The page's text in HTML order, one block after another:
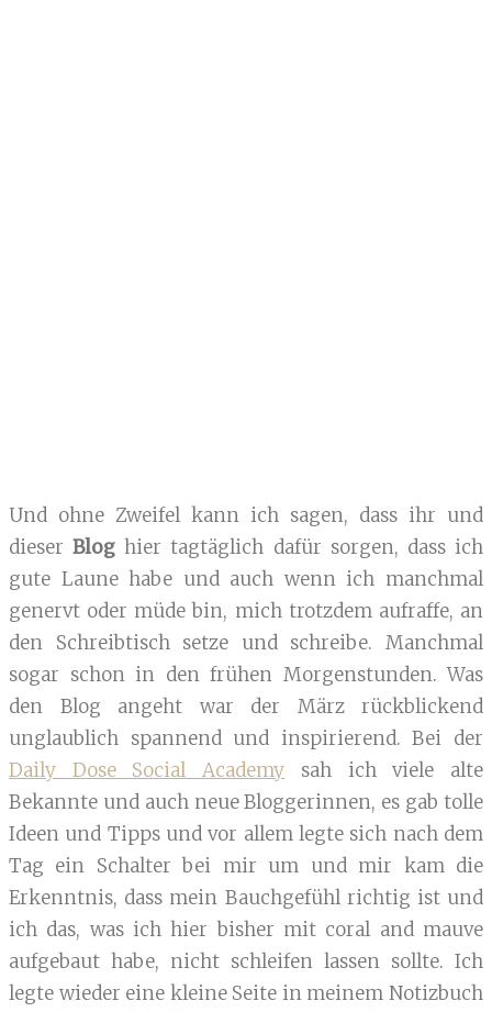
Und ohne Zweifel kann ich sagen, dass ihr und
dieserBlog hier tagtäglich dafür sorgen, dass ich
gute Laune habe und auch wenn ich manchmal
genervt oder müde bin, mich trotzdem aufraffe, an
den Schreibtisch setze und schreibe. Manchmal
sogar schon in den frühen Morgenstunden. Was
den Blog angeht war der März rückblickend
unglaublich spannend und inspirierend. Bei der
Daily Dose Social Academy sah ich viele alte
Bekannte und auch neue Bloggerinnen, es gab tolle
Ideen und Tipps und vor allem legte sich nach dem
Tag ein Schalter bei mir um und mir kam die
Erkenntnis, dass mein Bauchgefühl richtig ist und
ich das, was ich hier bisher mit coral and mauve
aufgebaut habe, nicht schleifen lassen sollte. Ich
legte wieder eine kleine Seite in meinem Notizbuch